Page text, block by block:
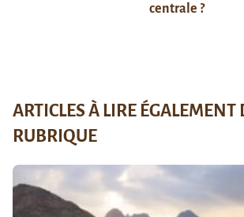
centrale ?
ARTICLES À LIRE ÉGALEMENT
RUBRIQUE